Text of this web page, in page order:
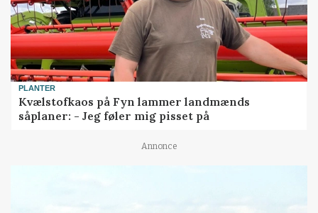
PLANTER
Kvælstofkaos på Fyn lammer landmænds
såplaner: - Jeg føler mig pisset på
Annonce